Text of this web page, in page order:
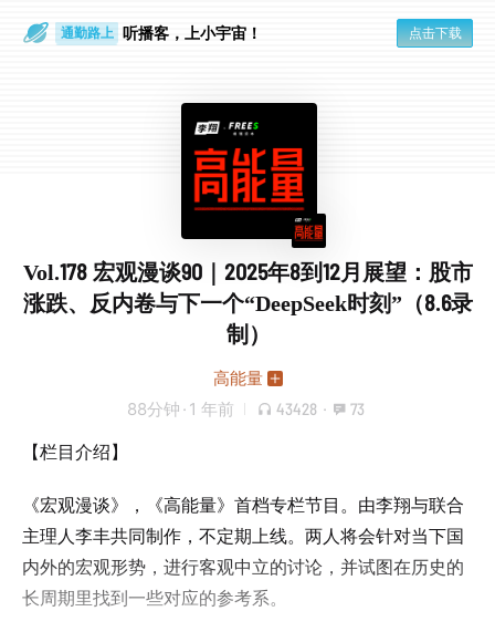
眼睛好累 听播客，上小宇宙！ 点击下载
Vol.178 宏观漫谈90｜2025年8到12月展望：股市
涨跌、反内卷与下一个“DeepSeek时刻”（8.6录
制）
高能量
88分钟 · 1 年前 43428 · 73
【栏目介绍】
《宏观漫谈》，《高能量》首档专栏节目。由李翔与联合
主理人李丰共同制作，不定期上线。两人将会针对当下国
内外的宏观形势，进行客观中立的讨论，并试图在历史的
长周期里找到一些对应的参考系。